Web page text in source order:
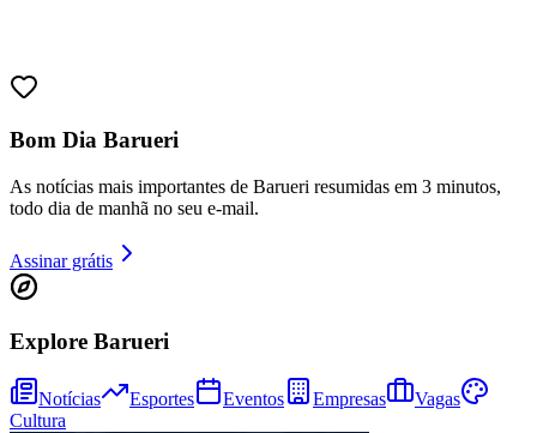
Bom Dia Barueri
As notícias mais importantes de Barueri resumidas em 3 minutos,
todo dia de manhã no seu e-mail.
Assinar grátis
Explore Barueri
Notícias Esportes Eventos Empresas
Vagas
Cultura